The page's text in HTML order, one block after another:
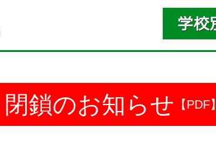
閉鎖のお知らせ 【PDF】